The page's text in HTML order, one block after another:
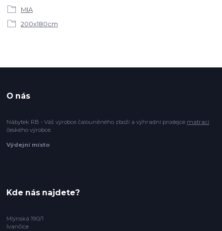
MIA
200x180cm
O nás
Nábytek RB - Váš výrobce čalouněného zboží a výhradní prodejce matrací
českého výrobce.
Výdejní místo
Kde nás najdete?
Mlýnská 190/1
Ivančice